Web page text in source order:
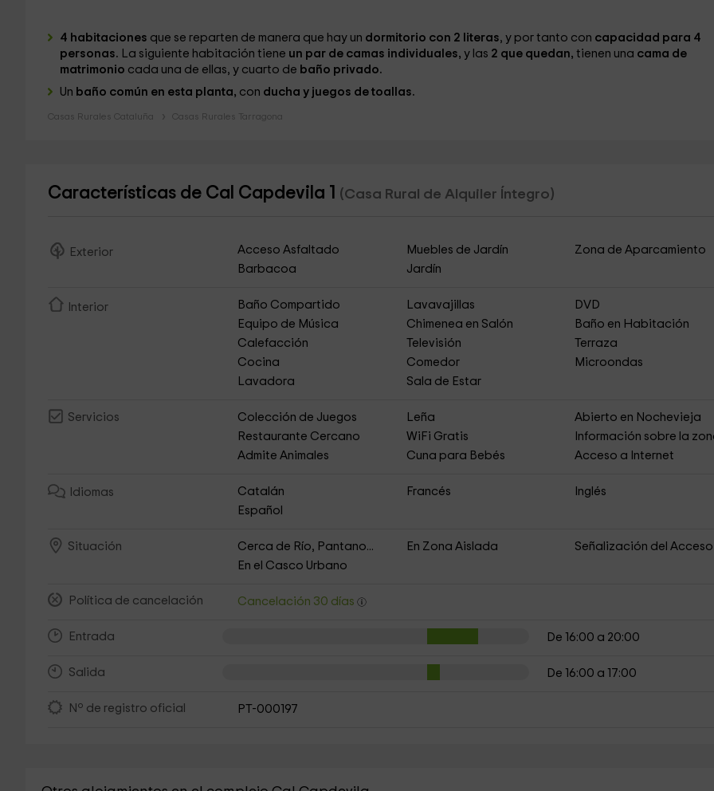
4 habitaciones que se reparten de manera que hay un dormitorio con 2 literas, y por tanto con capacidad para 4
personas. La siguiente habitación tiene un par de camas individuales, y las 2 que quedan, tienen una cama de
matrimonio cada una de ellas, y cuarto de baño privado.
Un baño común en esta planta, con ducha y juegos de toallas.
Casas Rurales Cataluña Casas Rurales Tarragona
Características de Cal Capdevila 1 (Casa Rural de Alquiler Íntegro)
Exterior Acceso Asfaltado Muebles de Jardín
Zona de Aparcamiento
Barbacoa
Jardín
Interior Baño Compartido Lavavajillas
DVD
Equipo de Música
Chimenea en Salón
Baño en Habitación
Calefacción
Televisión
Terraza
Cocina
Comedor
Microondas
Lavadora
Sala de Estar
Servicios Colección de Juegos Leña
Abierto en Nochevieja
Restaurante Cercano
WiFi Gratis
Información sobre la
Admite Animales
Cuna para Bebés Acceso a Internet
Idiomas Catalán Francés
Inglés
Español
Situación Cerca de Río, Pantano... En Zona Aislada
Señalización del Acceso
En el Casco Urbano
Política de cancelación Cancelación 30 días
Entrada De 16:00 a 20:00
Salida De 16:00 a 17:00
Nº de registro oficial PT-000197